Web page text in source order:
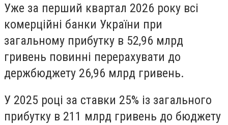
Уже за перший квартал 2026 року всі
комерційні банки України при
загальному прибутку в 52,96 млрд
гривень повинні перерахувати до
держбюджету 26,96 млрд гривень.
У 2025 році за ставки 25% із загального
прибутку в 211 млрд гривень до бюджету